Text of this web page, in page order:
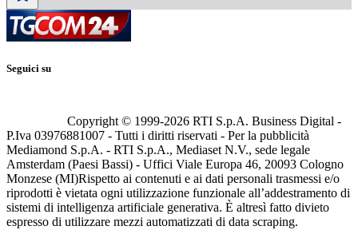
Seguici su
Copyright © 1999-2026 RTI S.p.A. Business Digital -
P.Iva 03976881007 - Tutti i diritti riservati - Per la pubblicità
Mediamond S.p.A. - RTI S.p.A., Mediaset N.V., sede legale
Amsterdam (Paesi Bassi) - Uffici Viale Europa 46, 20093 Cologno
Monzese (MI)Rispetto ai contenuti e ai dati personali trasmessi e/o
riprodotti è vietata ogni utilizzazione funzionale all’addestramento di
sistemi di intelligenza artificiale generativa. È altresì fatto divieto
espresso di utilizzare mezzi automatizzati di data scraping.